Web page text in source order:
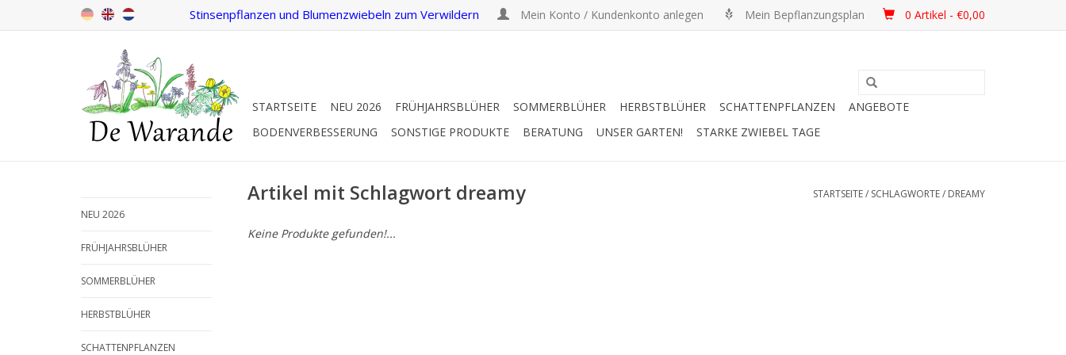
Stinsenpflanzen und Blumenzwiebeln zum Verwildern Mein Konto / Kundenkonto anlegen Mein Bepflanzungsplan 0 Artikel - €0,00
STARTSEITE NEU 2026 FRÜHJAHRSBLÜHER SOMMERBLÜHER HERBSTBLÜHER SCHATTENPFLANZEN
ANGEBOTE
BODENVERBESSERUNG
SONSTIGE PRODUKTE BERATUNG UNSER GARTEN! STARKE ZWIEBEL TAGE
NEU 2026
FRÜHJAHRSBLÜHER
SOMMERBLÜHER
HERBSTBLÜHER
SCHATTENPFLANZEN
Artikel mit Schlagwort dreamy STARTSEITE/ SCHLAGWORTE/ DREAMY
Keine Produkte gefunden!...